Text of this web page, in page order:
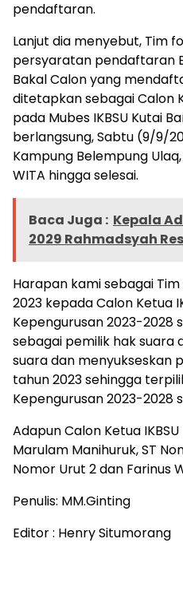
pendaftaran.
Lanjut dia menyebut, Tim
persyaratan pendaftaran
Bakal Calon yang
ditetapkan sebagai Calon
pada Mubes IKBSU Kutai
berlangsung, Sabtu (9/9/
Kampung Belempung
WITA hingga selesai.
Baca Juga : Kepala
2029 Rahmadsyah
Harapan kami sebagai
2023 kepada Calon Ketua
Kepengurusan 2023-2028
sebagai pemilik hak
suara dan menyukseskan
tahun 2023 sehingga
Kepengurusan 2023-2028
Adapun Calon Ketua
Marulam Manihuruk, ST
Nomor Urut 2 dan Farinus
Penulis: MM.Ginting
Editor : Henry Situmorang